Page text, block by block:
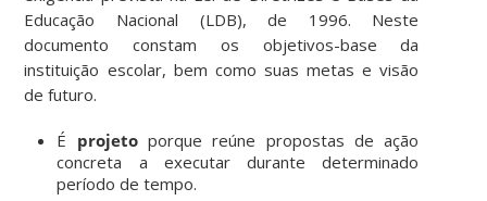
Educação Nacional (LDB), de 1996. Neste
documento constam os objetivos-base da
instituição escolar, bem como suas metas e visão
de futuro.
É projetoporque reúne propostas de ação
concreta a executar durante determinado
período de tempo.